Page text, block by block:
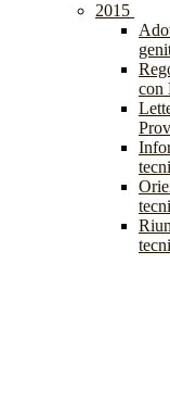
2015
con